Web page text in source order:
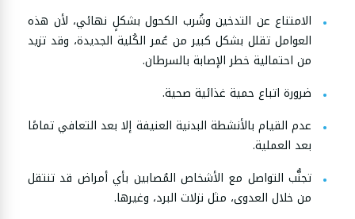
الامتناع عن التدخين وشُرب الكحول بشكلٍ نهائي، لأن هذه
العوامل تقلل بشكل كبير من عُمر الكُلية الجديدة، وقد تزيد
من احتمالية خطر الإصابة بالسرطان.
ضرورة اتباع حمية غذائية صحية.
عدم القيام بالأنشطة البدنية العنيفة إلا بعد التعافي تمامًا
بعد العملية.
تجنُّب التواصل مع الأشخاص المُصابين بأي أمراض قد تنتقل
من خلال العدوى، مثل نزلات البرد، وغيرها.